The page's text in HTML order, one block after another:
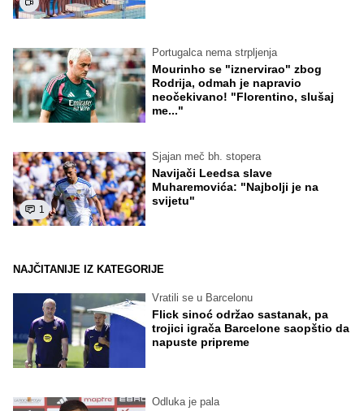
Portugalca nema strpljenja
Mourinho se "iznervirao" zbog
Rodrija, odmah je napravio
neočekivano! "Florentino, slušaj
me..."
1
Sjajan meč bh. stopera
Navijači Leedsa slave
Muharemovića: "Najbolji je na
svijetu"
NAJČITANIJE IZ KATEGORIJE
Vratili se u Barcelonu
Flick sinoć održao sastanak, pa
trojici igrača Barcelone saopštio da
napuste pripreme
Odluka je pala